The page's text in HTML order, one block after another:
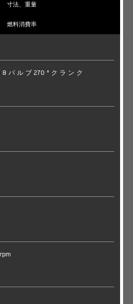
寸法、重量
燃料消費率
8 バ ル ブ 270 ° ク ラ ン ク